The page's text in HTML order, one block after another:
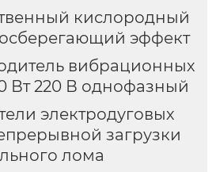
кислородный
эффект
вибрационных
Вт 220 В однофазный
электродуговых
загрузки
лома